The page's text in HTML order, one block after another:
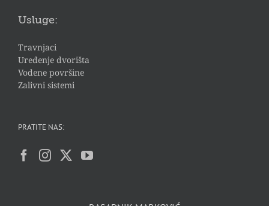
Usluge:
Travnjaci
Uređenje dvorišta
Vodene površine
Zalivni sistemi
PRATITE NAS: